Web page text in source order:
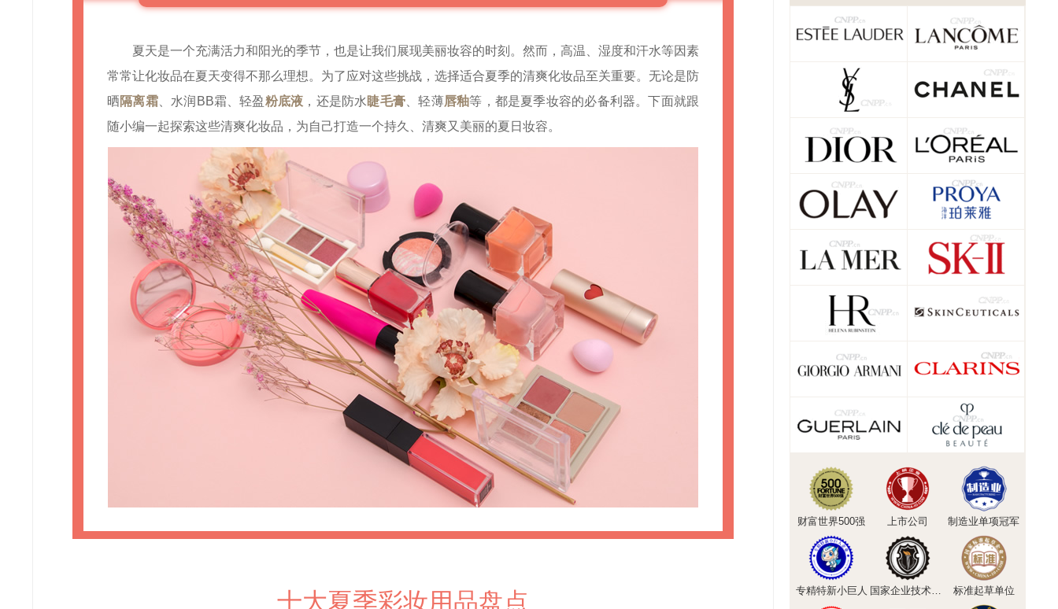
夏天是一个充满活力和阳光的季节，也是让我们展现美丽妆容的时刻。然而，高温、湿度和汗水等因素
常常让化妆品在夏天变得不那么理想。为了应对这些挑战，选择适合夏季的清爽化妆品至关重要。无论是防
晒隔离霜、水润BB霜、轻盈粉底液 ，还是防水睫毛膏 、轻薄唇釉等，都是夏季妆容的必备利器。下面就跟
随小编一起探索这些清爽化妆品，为自己打造一个持久、清爽又美丽的夏日妆容。
十大夏季彩妆用品盘点
财富世界500强 上市公司 制造业单项冠军
专精特新小巨人 国家企业技术中心 标准起草单位